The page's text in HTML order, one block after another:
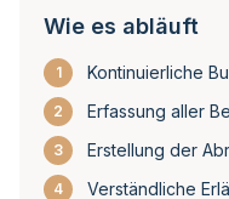
Wie es abläuft
1 Kontinuierliche
2 Erfassung aller
3 Erstellung der
4 Verständliche